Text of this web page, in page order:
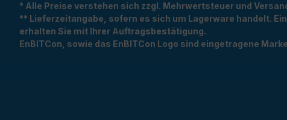
* Alle Preise verstehen sich zzgl. Mehrwertsteuer und
** Lieferzeitangabe, sofern es sich um Lagerware handelt.
erhalten Sie mit Ihrer Auftragsbestätigung.
EnBITCon, sowie das EnBITCon Logo sind eingetragene